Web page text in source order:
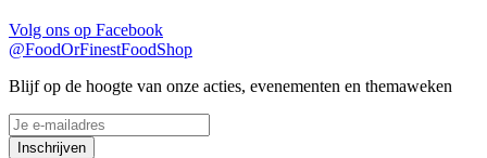
Volg ons op Facebook
@FoodOrFinestFoodShop
Blijf op de hoogte van onze acties, evenementen en themaweken
Inschrijven